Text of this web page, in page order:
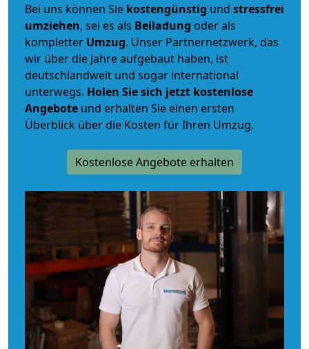
Bei uns können Sie kostengünstig und stressfrei
umziehen, sei es als Beiladung oder als
kompletter Umzug. Unser Partnernetzwerk, das
wir über die Jahre aufgebaut haben, ist
deutschlandweit und sogar international
unterwegs. Holen Sie sich jetzt kostenlose
Angebote und erhalten Sie einen ersten
Überblick über die Kosten für Ihren Umzug.
Kostenlose Angebote erhalten